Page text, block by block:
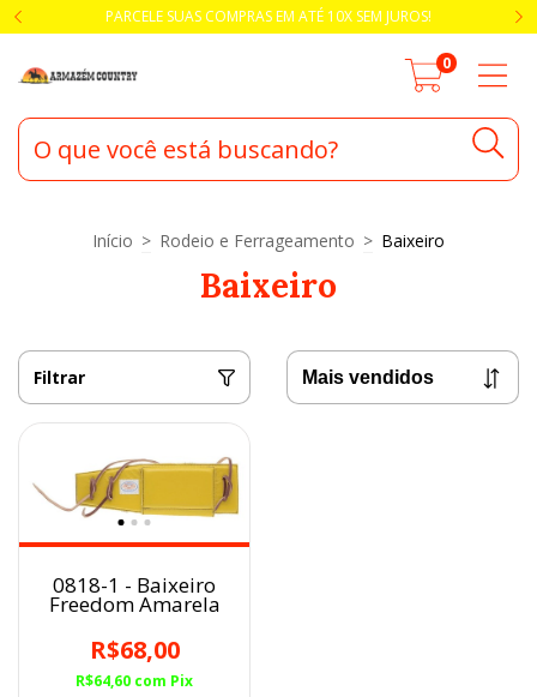
PARCELE SUAS COMPRAS EM ATÉ 10X SEM JUROS!
0
Início > Rodeio e Ferrageamento > Baixeiro
Baixeiro
Filtrar
0818-1 - Baixeiro
Freedom Amarela
R$68,00
R$64,60 com Pix